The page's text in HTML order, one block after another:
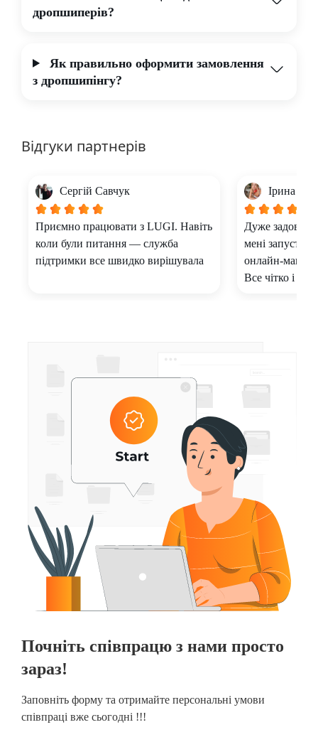
дропшиперів?
Як правильно оформити замовлення
з дропшипінгу?
Відгуки партнерів
Сергій Савчук
Приємно працювати з LUGI. Навіть
коли були питання — служба
підтримки все швидко вирішувала
Ірина
Дуже
мені
онлайн-
Все чітко і
Почніть співпрацю з нами просто
зараз!
Заповніть форму та отримайте персональні умови
співпраці вже сьогодні !!!